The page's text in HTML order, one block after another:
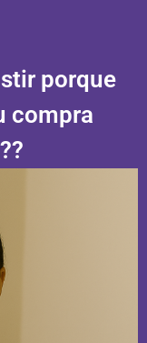
porque
compra